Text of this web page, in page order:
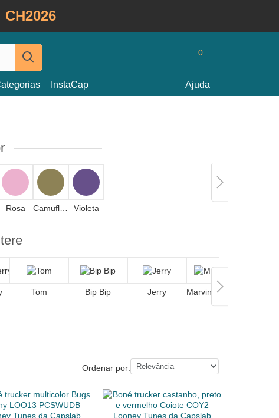
CH2026
0
InstaCap Ajuda
Rosa Violeta
Tom Bip Bip Jerry
Ordenar por: